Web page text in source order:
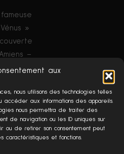
aux
nous utilisons des technologies telles
accéder aux informations des appareils.
nous permettra de traiter des
de navigation ou les ID uniques sur
ou de retirer son consentement peut
caractéristiques et fonctions.
fameuse
»
–
:
la compare à d’autres
période retrouvées
répondant aux mêmes
la « Vénus de